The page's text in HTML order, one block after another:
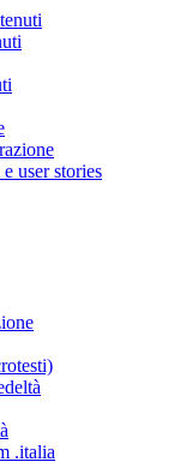
user stories
.italia